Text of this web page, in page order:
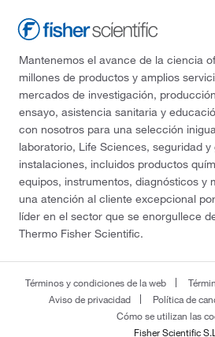
Mantenemos el avance de la ciencia
millones de productos y amplios
mercados de investigación,
ensayo, asistencia sanitaria y
con nosotros para una selección
laboratorio, Life Sciences, seguridad y
instalaciones, incluidos productos
equipos, instrumentos, diagnósticos y
una atención al cliente excepcional
líder en el sector que se enorgullece
Thermo Fisher Scientific.
Términos y condiciones de la web
Aviso de privacidad
Política de
Cómo se utilizan las
Fisher Scientific